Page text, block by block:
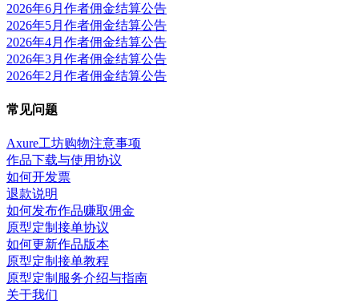
2026年6月作者佣金结算公告
2026年5月作者佣金结算公告
2026年4月作者佣金结算公告
2026年3月作者佣金结算公告
2026年2月作者佣金结算公告
常见问题
Axure工坊购物注意事项
作品下载与使用协议
如何开发票
退款说明
如何发布作品赚取佣金
原型定制接单协议
如何更新作品版本
原型定制接单教程
原型定制服务介绍与指南
关于我们